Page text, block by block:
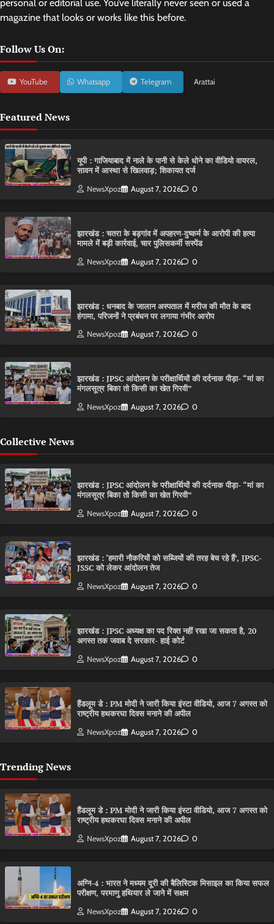
personal or editorial use. You’ve literally never seen or used a
magazine that looks or works like this before.
Follow Us On:
YouTube Whatsapp Telegram Arattai
Featured News
यूपी : गाजियाबाद में नाले के पानी से केले धोने का वीडियो वायरल,
सावन में आस्था से खिलवाड़; शिकायत दर्ज
NewsXpoz August 7, 2026 0
झारखंड : चतरा के बड़गांव में अपहरण-दुष्कर्म के आरोपी की हत्या
मामले में बड़ी कार्रवाई, चार पुलिसकर्मी सस्पेंड
NewsXpoz August 7, 2026 0
झारखंड : धनबाद के जालान अस्पताल में मरीज की मौत के बाद
हंगामा, परिजनों ने प्रबंधन पर लगाया गंभीर आरोप
NewsXpoz August 7, 2026 0
झारखंड : JPSC आंदोलन के परीक्षार्थियों की दर्दनाक पीड़ा- “मां का
मंगलसूत्र बिका तो किसी का खेत गिरवी”
NewsXpoz August 7, 2026 0
Collective News
झारखंड : JPSC आंदोलन के परीक्षार्थियों की दर्दनाक पीड़ा- “मां का
मंगलसूत्र बिका तो किसी का खेत गिरवी”
NewsXpoz August 7, 2026 0
झारखंड : ‘हमारी नौकरियों को सब्जियों की तरह बेच रहे हैं’, JPSC-
JSSC को लेकर आंदोलन तेज
NewsXpoz August 7, 2026 0
झारखंड : JPSC अध्यक्ष का पद रिक्त नहीं रखा जा सकता है, 20
अगस्त तक जवाब दे सरकार- हाई कोर्ट
NewsXpoz August 7, 2026 0
हैंडलूम डे : PM मोदी ने जारी किया इंस्टा वीडियो, आज 7 अगस्त को
राष्ट्रीय हथकरघा दिवस मनाने की अपील
NewsXpoz August 7, 2026 0
Trending News
हैंडलूम डे : PM मोदी ने जारी किया इंस्टा वीडियो, आज 7 अगस्त को
राष्ट्रीय हथकरघा दिवस मनाने की अपील
NewsXpoz August 7, 2026 0
अग्नि-4 : भारत ने मध्यम दूरी की बैलिस्टिक मिसाइल का किया सफल
परीक्षण, परमाणु हथियार ले जाने में सक्षम
NewsXpoz August 7, 2026 0